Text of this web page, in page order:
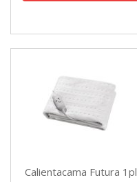
Calientacama Futura 1pl